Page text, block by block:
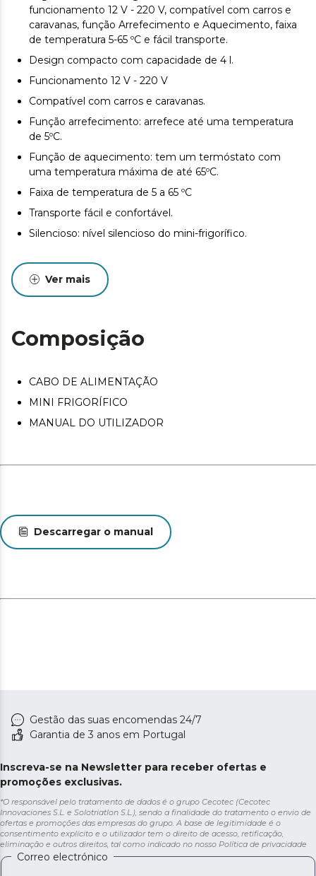
funcionamento 12 V - 220 V, compatível com carros e
caravanas, função Arrefecimento e Aquecimento, faixa
de temperatura 5-65 ºC e fácil transporte.
Design compacto com capacidade de 4 l.
Funcionamento 12 V - 220 V
Compatível com carros e caravanas.
Função arrefecimento: arrefece até uma temperatura
de 5ºC.
Função de aquecimento: tem um termóstato com
uma temperatura máxima de até 65ºC.
Faixa de temperatura de 5 a 65 ºC
Transporte fácil e confortável.
Silencioso: nível silencioso do mini-frigorífico.
Ver mais
Composição
CABO DE ALIMENTAÇÃO
MINI FRIGORÍFICO
MANUAL DO UTILIZADOR
Descarregar o manual
Gestão das suas encomendas 24/7
Garantia de 3 anos em Portugal
Inscreva-se na Newsletter para receber ofertas e
promoções exclusivas.
*O responsável pelo tratamento de dados é o grupo Cecotec (Cecotec
Innovaciones S.L. e Solotriatlon S.L.), sendo a finalidade do tratamento o envio de
ofertas e promoções das empresas do grupo. A base de legitimidade é o
consentimento explícito e o utilizador tem o direito de acesso, retificação,
eliminação e outros direitos, tal como indicado no nosso Política de privacidade
Correo electrónico